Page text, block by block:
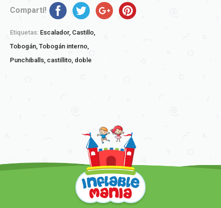
Compartí!
Etiquetas: Escalador, Castillo,
Tobogán, Tobogán interno,
Punchiballs, castillito, doble